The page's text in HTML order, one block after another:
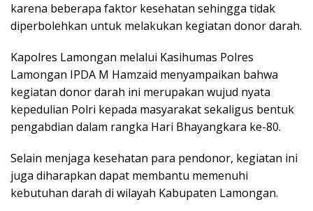
karena beberapa faktor kesehatan sehingga tidak
diperbolehkan untuk melakukan kegiatan donor darah.
Kapolres Lamongan melalui Kasihumas Polres
Lamongan IPDA M Hamzaid menyampaikan bahwa
kegiatan donor darah ini merupakan wujud nyata
kepedulian Polri kepada masyarakat sekaligus bentuk
pengabdian dalam rangka Hari Bhayangkara ke-80.
Selain menjaga kesehatan para pendonor, kegiatan ini
juga diharapkan dapat membantu memenuhi
kebutuhan darah di wilayah Kabupaten Lamongan.